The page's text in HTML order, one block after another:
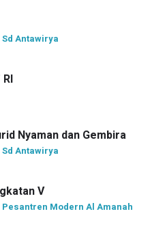
Sd Antawirya
Nyaman dan Gembira
Sd Antawirya
V
Pesantren Modern Al Amanah